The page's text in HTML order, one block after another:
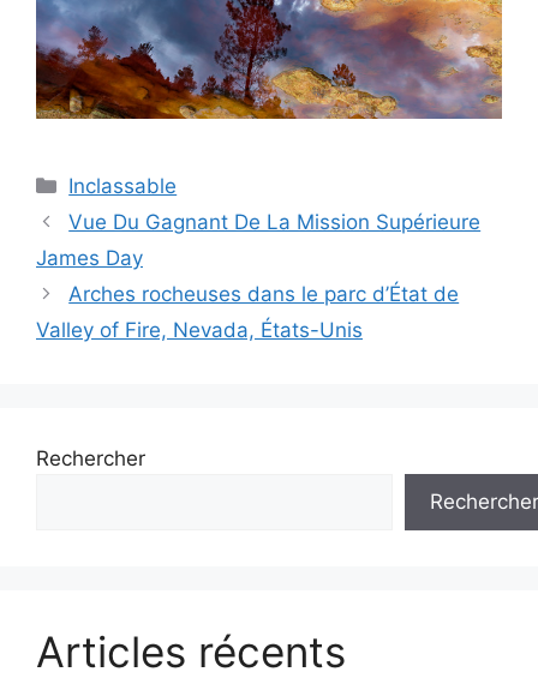
Catégories
Inclassable
Navigation
des
Vue Du Gagnant De La Mission Supérieure
James Day
Arches rocheuses dans le parc d’État de
Valley of Fire, Nevada, États-Unis
Rechercher
Rechercher
Articles récents